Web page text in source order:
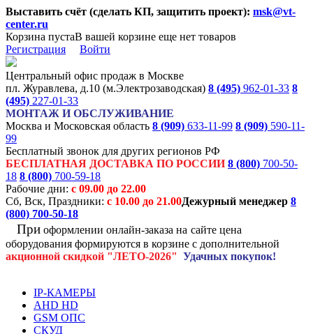
Выставить счёт (сделать КП, защитить проект): msk@vt-
center.ru
Корзина пустаВ вашей корзине еще нет товаров
Регистрация
Войти
Центральный офис продаж в Москве
пл. Журавлева, д.10 (м.Электрозаводская) 8 (495) 962-01-33 8
(495) 227-01-33
МОНТАЖ И ОБСЛУЖИВАНИЕ
Москва и Московская область 8 (909) 633-11-99 8 (909) 590-11-
99
Бесплатный звонок для других регионов РФ
БЕСПЛАТНАЯ ДОСТАВКА ПО РОССИИ 8 (800) 700-50-
18 8 (800) 700-59-18
Рабочие дни: с 09.00 до 22.00
Сб, Вск, Праздники: с 10.00 до 21.00Дежурный менеджер 8
(800) 700-50-18
При оформлении онлайн-заказа на сайте цена
оборудования формируются в корзине с дополнительной
акционной скидкой "ЛЕТО-2026" Удачных покупок!
IP-КАМЕРЫ
AHD HD
GSM ОПС
СКУД